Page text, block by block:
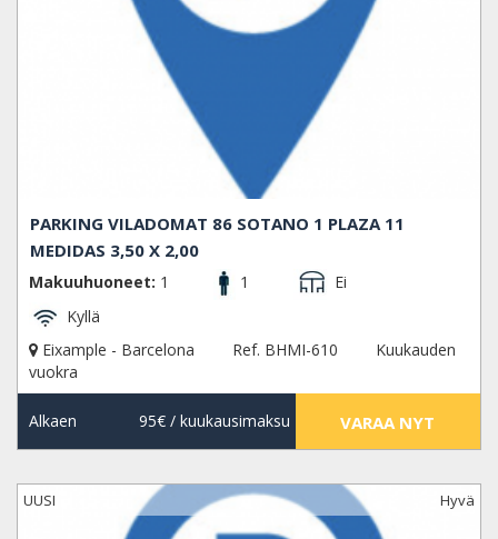
PARKING VILADOMAT 86 SOTANO 1 PLAZA 11
MEDIDAS 3,50 X 2,00
Makuuhuoneet: 1 1
Ei
Kyllä
Eixample - Barcelona
Ref. BHMI-610
Kuukauden
vuokra
Alkaen 95€/ kuukausimaksu VARAA NYT
UUSI Hyvä